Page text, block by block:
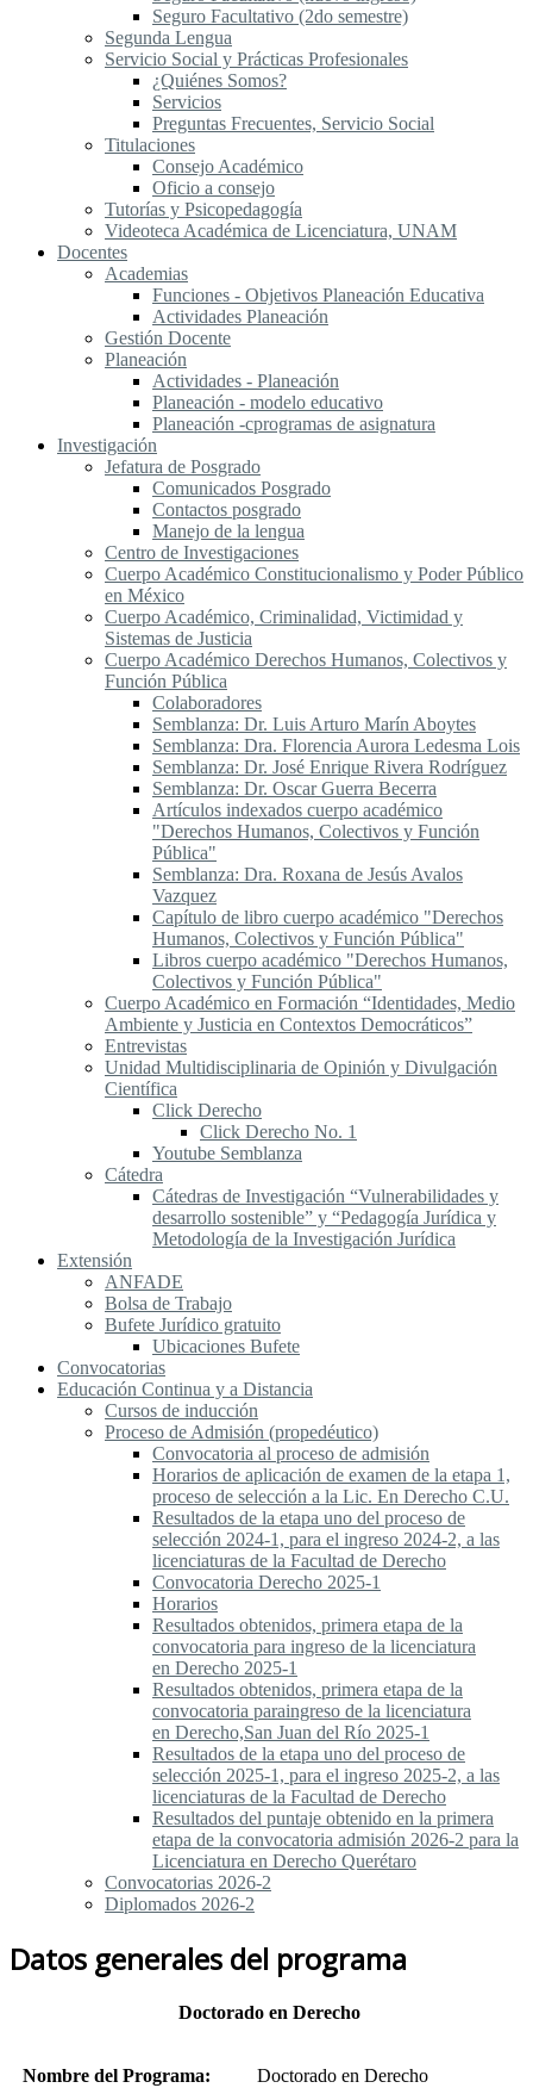
Seguro Facultativo (2do semestre)
Segunda Lengua
S​ervicio Social y Prácticas Profesionales
¿Quiénes Somos?
Servicios
Preguntas Frecuentes, Servicio Social
Titulaciones
Consejo Académico
Oficio a consejo
Tutorías y Psicopedagogía
Videoteca Académica de Licenciatura, UNAM
Docentes
Academias
Funciones - Objetivos Planeación Educativa
Actividades Planeación
Gestión Docente
Planeación
Actividades - Planeación
Planeación - modelo educativo
Planeación -cprogramas de asignatura
Investigación
Jefatura de Posgrado
Comunicados Posgrado
Contactos posgrado
Manejo de la lengua
Centro de Investigaciones
Cuerpo Académico Constitucionalismo y Poder Público
en México
Cuerpo Académico, Criminalidad, Victimidad y
Sistemas de Justicia
Cuerpo Académico Derechos Humanos, Colectivos y
Función Pública
Colaboradores
Semblanza: Dr. Luis Arturo Marín Aboytes
Semblanza: Dra. Florencia Aurora Ledesma Lois
Semblanza: Dr. José Enrique Rivera Rodríguez
Semblanza: Dr. Oscar Guerra Becerra
Artículos indexados cuerpo académico
"Derechos Humanos, Colectivos y Función
Pública"
Semblanza: Dra. Roxana de Jesús Avalos
Vazquez
Capítulo de libro cuerpo académico "Derechos
Humanos, Colectivos y Función Pública"
Libros cuerpo académico "Derechos Humanos,
Colectivos y Función Pública"
Cuerpo Académico en Formación “Identidades, Medio
Ambiente y Justicia en Contextos Democráticos”
Entrevistas
Unidad Multidisciplinaria de Opinión y Divulgación
Científica
Click Derecho
Click Derecho No. 1
Youtube Semblanza
Cátedra
Cátedras de Investigación “Vulnerabilidades y
desarrollo sostenible” y “Pedagogía Jurídica y
Metodología de la Investigación Jurídica
Extensión
ANFADE
Bolsa de Trabajo
Bufete Jurídico gratuito
Ubicaciones Bufete
Convocatorias
Educación Continua y a Distancia
Cursos de inducción
Proceso de Admisión (propedéutico)
Convocatoria al proceso de admisión
Horarios de aplicación de examen de la etapa 1,
proceso de selección a la Lic. En Derecho C.U.
Resultados de la etapa uno del proceso de
selección 2024-1, para el ingreso 2024-2, a las
licenciaturas de la Facultad de Derecho
Convocatoria Derecho 2025-1
Horarios
Resultados obtenidos, primera etapa de la
convocatoria para ingreso de la licenciatura
en Derecho 2025-1
Resultados obtenidos, primera etapa de la
convocatoria paraingreso de la licenciatura
en Derecho,San Juan del Río 2025-1
Resultados de la etapa uno del proceso de
selección 2025-1, para el ingreso 2025-2, a las
licenciaturas de la Facultad de Derecho
Resultados del puntaje obtenido en la primera
etapa de la convocatoria admisión 2026-2 para la
Licenciatura en Derecho Querétaro
Convocatorias 2026-2
Diplomados 2026-2
Datos generales del programa
Doctorado en Derecho
Nombre del Programa: Doctorado en Derecho